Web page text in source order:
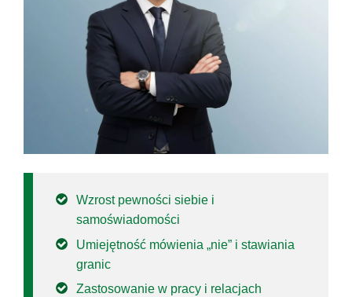
Wzrost pewności siebie i
samoświadomości
Umiejętność mówienia „nie” i stawiania
granic
Zastosowanie w pracy i relacjach